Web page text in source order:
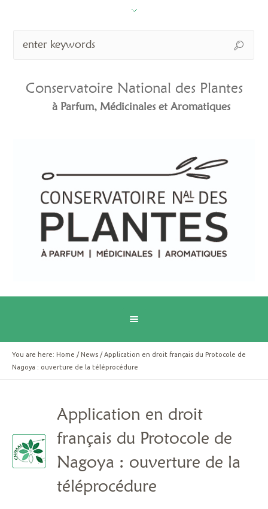
Conservatoire National des Plantes
à Parfum, Médicinales et Aromatiques
You are here: Home / News / Application en droit français du Protocole de
Nagoya : ouverture de la téléprocédure
Application en droit
français du Protocole de
Nagoya : ouverture de la
téléprocédure